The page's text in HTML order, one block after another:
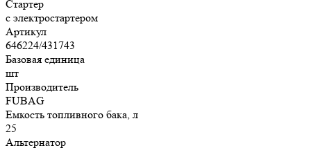
Стартер
с электростартером
Артикул
646224/431743
Базовая единица
шт
Производитель
FUBAG
Емкость топливного бака, л
25
Альтернатор